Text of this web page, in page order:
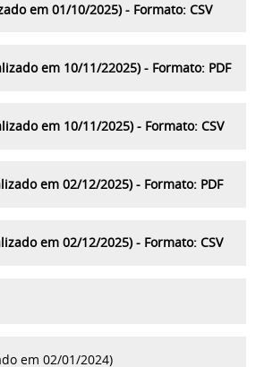
em 01/10/2025) - Formato: CSV
em 10/11/22025) - Formato: PDF
em 10/11/2025) - Formato: CSV
em 02/12/2025) - Formato: PDF
em 02/12/2025) - Formato: CSV
em 02/01/2024)